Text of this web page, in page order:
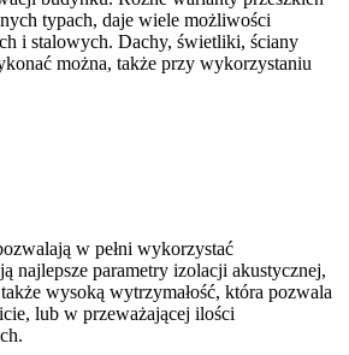
typach, daje wiele możliwości
i stalowych. Dachy, świetliki, ściany
można, także przy wykorzystaniu
w pełni wykorzystać
najlepsze parametry izolacji akustycznej,
wysoką wytrzymałość, która pozwala
lub w przeważającej ilości